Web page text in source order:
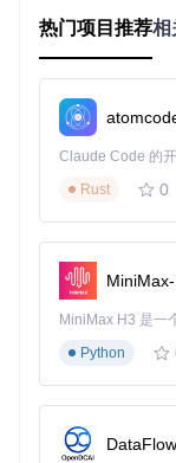
日期标记，还是下
珍贵影像重获纯净
💡实操小贴士：
处理再去除水印
原视频关键帧，
视频去水印效果
ermark (TM)"文
水印已完全消除
技术原理解
展开查看技术细
对比分析：工
热门项目推荐相
Rust
0
Python
DataFlow